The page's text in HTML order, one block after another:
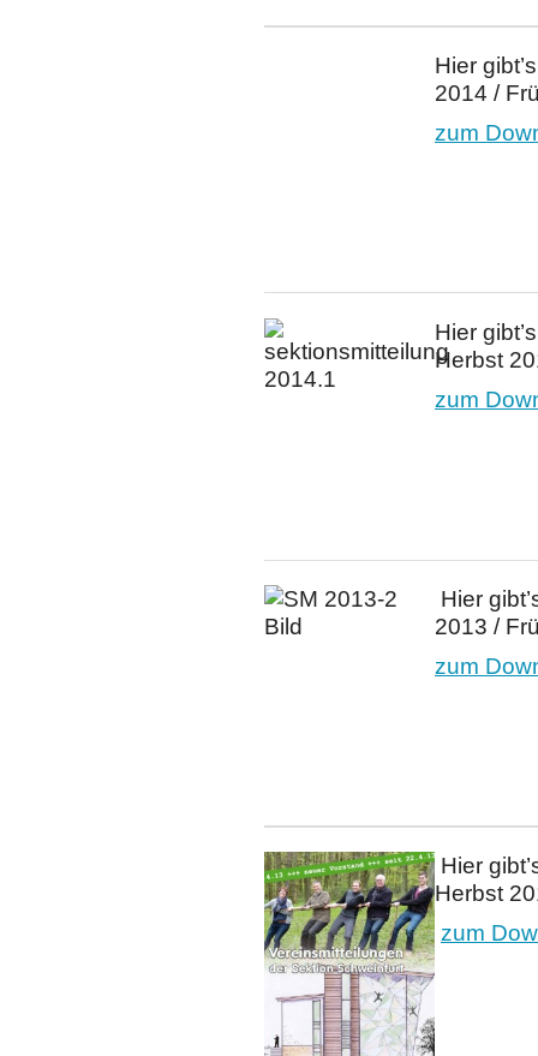
Hier
2014 /
zum
Hier
Herbst
zum
Hier
2013 /
zum
Hier
Herbst
zum